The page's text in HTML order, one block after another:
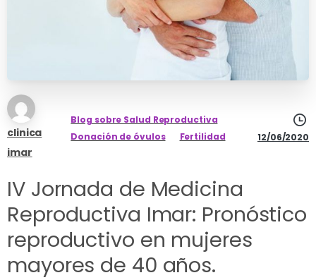
clinica
imar
Blog sobre Salud Reproductiva
Donación de óvulos
Fertilidad 12/06/2020
IV Jornada de Medicina
Reproductiva Imar: Pronóstico
reproductivo en mujeres
mayores de 40 años.